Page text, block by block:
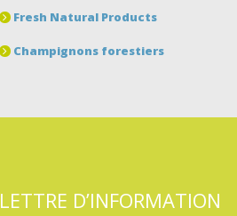
Fresh Natural Products
Champignons forestiers
LETTRE D’INFORMATION